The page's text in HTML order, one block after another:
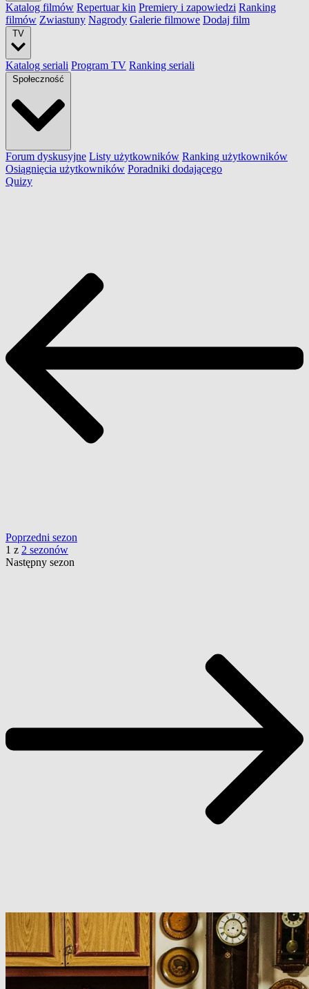
Katalog filmów Repertuar kin Premiery i zapowiedzi Ranking
filmów Zwiastuny Nagrody Galerie filmowe Dodaj film
TV
Katalog seriali Program TV Ranking seriali
Społeczność
Forum dyskusyjne Listy użytkowników Ranking użytkowników
Osiągnięcia użytkowników Poradniki dodającego
Quizy
Poprzedni sezon
1 z 2 sezonów
Następny sezon